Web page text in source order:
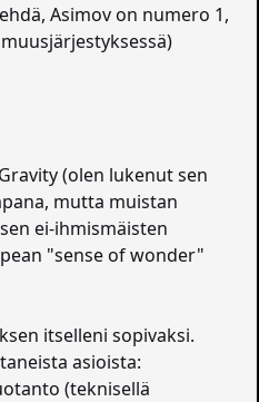
Asimov on numero 1,
(olen lukenut sen
mutta muistan
ei-ihmismäisten
"sense of wonder"
itselleni sopivaksi.
asioista:
(teknisellä